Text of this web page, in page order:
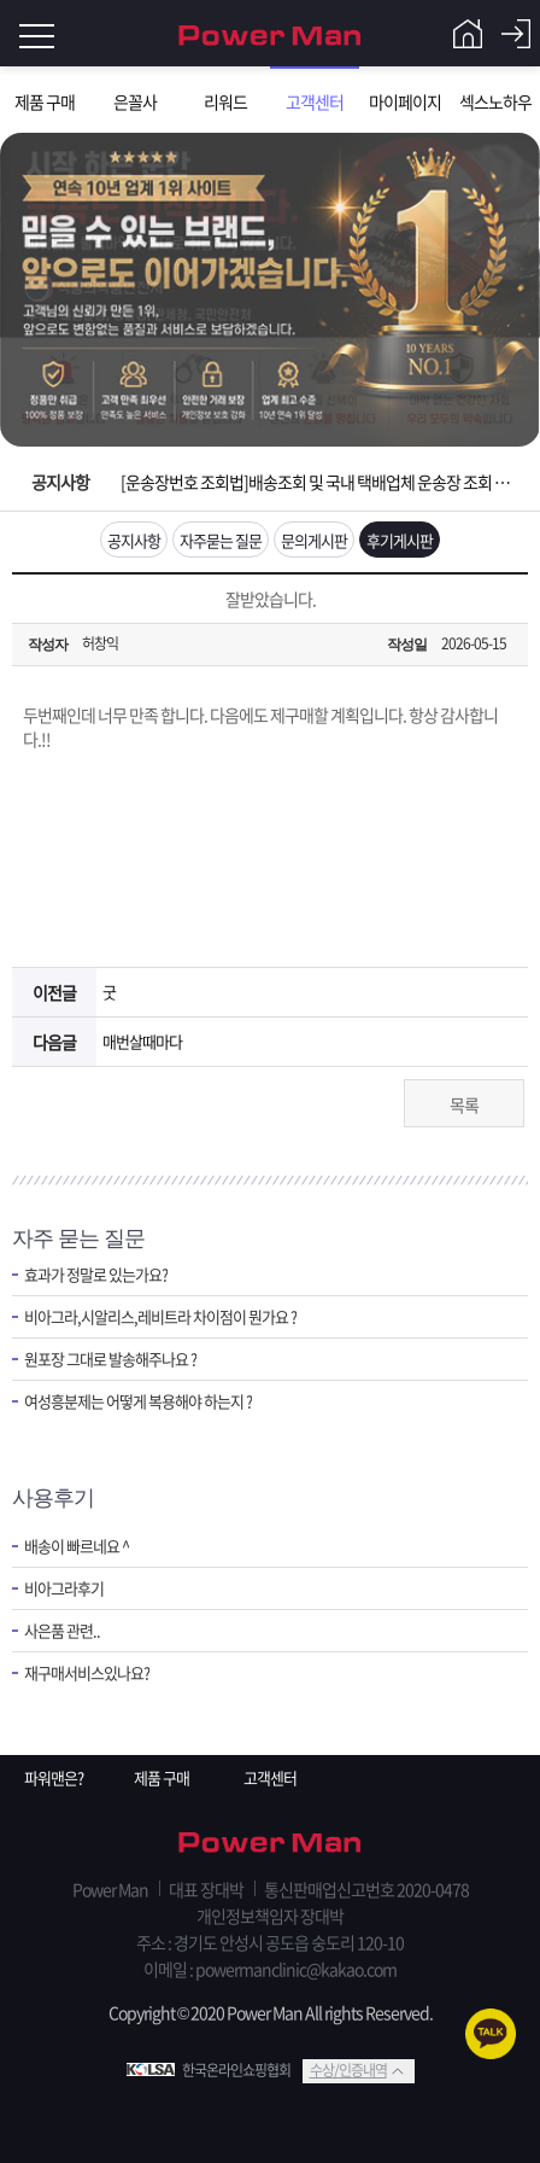
제품 구매 은꼴사 리워드 고객센터 마이페이지 섹스노하우
그
인
이
필
요
니
로
Q&A
파
워
맨
제
품
은
노
하
객
센
마
이
주
공지사항
입금확인이 안되는 상황을 대비해 꼭 입금후 고객센터 연락바랍니다.
[2026구정 연휴]설 연휴 배송 및 휴무 안내
[운송장번호 조회법]배송조회 및 국내 택배업체 운송장 조회 하는법
[ios앱 오픈]아이폰 고객 앱설치 가능합니다.
[무인택배함 이용 안내] 집 밖에 주소로 택배 받기
입금확인이 안되는 상황을 대비해 꼭 입금후 고객센터 연락바랍니다.
[2026구정 연휴]설 연휴 배송 및 휴무 안내
공지사항 자주묻는 질문 문의게시판 후기게시판
잘받았습니다.
작성자 허창익 작성일 2026-05-15
두번째인데 너무 만족 합니다. 다음에도 제구매할 계획입니다. 항상 감사합니
다.!!
이전글 굿
다음글 매번살때마다
목록
자주 묻는 질문
효과가 정말로 있는가요?
비아그라,시알리스,레비트라 차이점이 뭔가요 ?
원포장 그대로 발송해주나요 ?
여성흥분제는 어떻게 복용해야 하는지 ?
사용후기
배송이 빠르네요 ^
비아그라후기
사은품 관련..
재구매서비스있나요?
파워맨은? 제품 구매 고객센터
Power Man 대표 장대박
통신판매업신고번호 2020-0478
개인정보책임자 장대박
주소 : 경기도 안성시 공도읍 숭도리 120-10
이메일 : powermanclinic@kakao.com
Copyright © 2020 Power Man All rights Reserved.
한국온라인쇼핑협회 수상/인증내역